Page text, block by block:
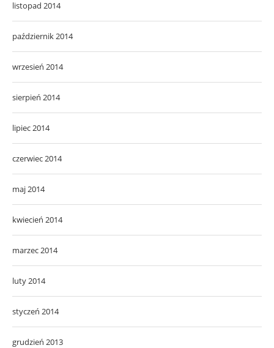
listopad 2014
październik 2014
wrzesień 2014
sierpień 2014
lipiec 2014
czerwiec 2014
maj 2014
kwiecień 2014
marzec 2014
luty 2014
styczeń 2014
grudzień 2013